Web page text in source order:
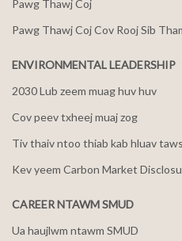
Pawg Thawj Coj
Pawg Thawj Coj Cov Rooj Sib
ENVIRONMENTAL LEADERSHIP
2030 Lub zeem muag huv huv
Cov peev txheej muaj zog
Tiv thaiv ntoo thiab kab hluav
Kev yeem Carbon Market
CAREER NTAWM SMUD
Ua haujlwm ntawm SMUD